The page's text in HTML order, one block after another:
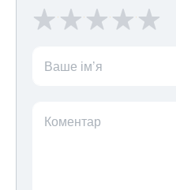
Ваше ім’я
Коментар